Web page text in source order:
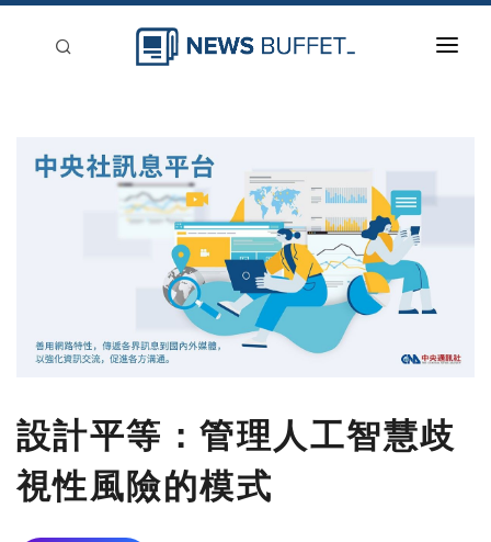
設計平等：管理人工智慧歧
視性風險的模式